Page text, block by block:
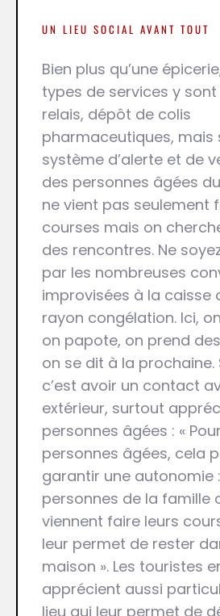
UN LIEU SOCIAL AVANT TOUT
Bien plus qu’une
types de services y
relais, dépôt de colis
pharmaceutiques, mais
système d’alerte et de
des personnes âgées
ne vient pas seulement
courses mais on
des rencontres. Ne
par les nombreuses
improvisées à la caisse
rayon congélation. Ici,
on papote, on prend
on se dit à la prochaine.
c’est avoir un contact
extérieur, surtout
personnes âgées : «
personnes âgées, cela
garantir une autonomie
personnes de la famille
viennent faire leurs
leur permet de rester
maison ». Les touristes
apprécient aussi
lieu qui leur permet de